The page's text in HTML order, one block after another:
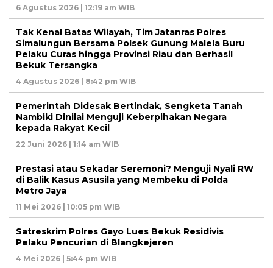
6 Agustus 2026 | 12:19 am WIB
Tak Kenal Batas Wilayah, Tim Jatanras Polres
Simalungun Bersama Polsek Gunung Malela Buru
Pelaku Curas hingga Provinsi Riau dan Berhasil
Bekuk Tersangka
4 Agustus 2026 | 8:42 pm WIB
Pemerintah Didesak Bertindak, Sengketa Tanah
Nambiki Dinilai Menguji Keberpihakan Negara
kepada Rakyat Kecil
22 Juni 2026 | 1:14 am WIB
Prestasi atau Sekadar Seremoni? Menguji Nyali RW
di Balik Kasus Asusila yang Membeku di Polda
Metro Jaya
11 Mei 2026 | 10:05 pm WIB
Satreskrim Polres Gayo Lues Bekuk Residivis
Pelaku Pencurian di Blangkejeren
4 Mei 2026 | 5:44 pm WIB